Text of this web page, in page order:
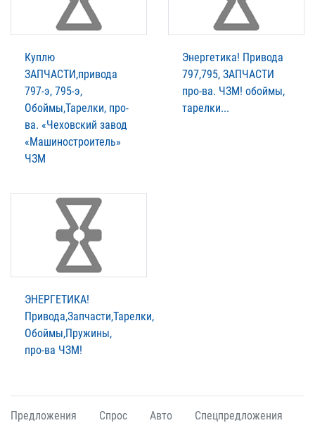
Куплю
ЗАПЧАСТИ,привода
797-э, 795-э,
Обоймы,Тарелки, про-
ва. «Чеховский завод
«Машиностроитель»
ЧЗМ
Энергетика! Привода
797,795, ЗАПЧАСТИ
про-ва. ЧЗМ! обоймы,
тарелки...
ЭНЕРГЕТИКА!
Привода,Запчасти,Тарелки,
Обоймы,Пружины,
про-ва ЧЗМ!
Предложения Спрос Авто Спецпредложения